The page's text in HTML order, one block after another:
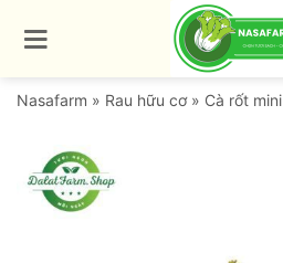
qua
dungNasafarm » Rau hữu cơ» Cà rốt mini